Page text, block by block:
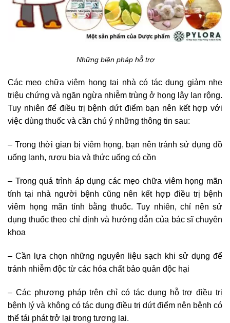
Những biện pháp hỗ trợ
Các mẹo chữa viêm họng tại nhà có tác dụng giảm nhẹ
triệu chứng và ngăn ngừa nhiễm trùng ở họng lây lan rộng.
Tuy nhiên để điều trị bệnh dứt điểm bạn nên kết hợp với
việc dùng thuốc và cần chú ý những thông tin sau:
– Trong thời gian bị viêm họng, bạn nên tránh sử dụng đồ
uống lạnh, rượu bia và thức uống có cồn
– Trong quá trình áp dụng các mẹo chữa viêm họng mãn
tính tại nhà người bệnh cũng nên kết hợp điều trị bệnh
viêm họng mãn tính bằng thuốc. Tuy nhiên, chỉ nên sử
dụng thuốc theo chỉ định và hướng dẫn của bác sĩ chuyên
khoa
– Cần lựa chọn những nguyên liệu sạch khi sử dụng để
tránh nhiễm độc từ các hóa chất bảo quản độc hại
– Các phương pháp trên chỉ có tác dụng hỗ trợ điều trị
bệnh lý và không có tác dụng điều trị dứt điểm nên bệnh có
thể tái phát trở lại trong tương lai.